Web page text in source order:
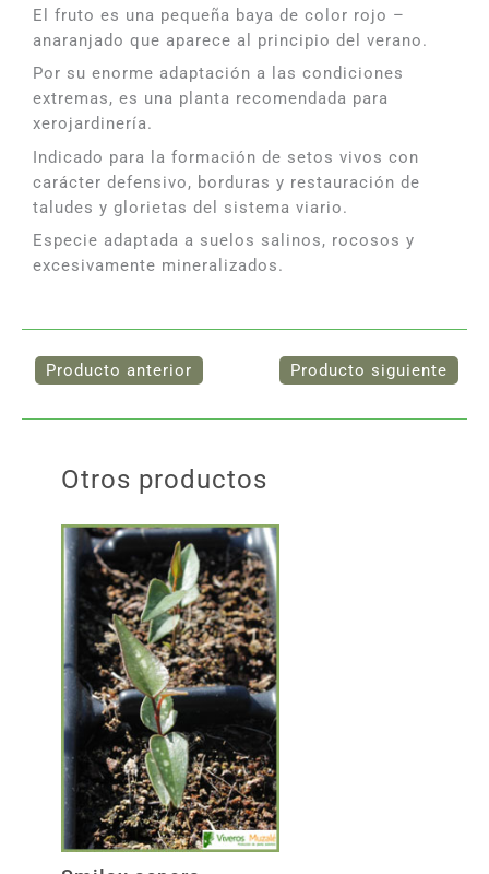
El fruto es una pequeña baya de color rojo –
anaranjado que aparece al principio del verano.
Por su enorme adaptación a las condiciones
extremas, es una planta recomendada para
xerojardinería.
Indicado para la formación de setos vivos con
carácter defensivo, borduras y restauración de
taludes y glorietas del sistema viario.
Especie adaptada a suelos salinos, rocosos y
excesivamente mineralizados.
Otros productos